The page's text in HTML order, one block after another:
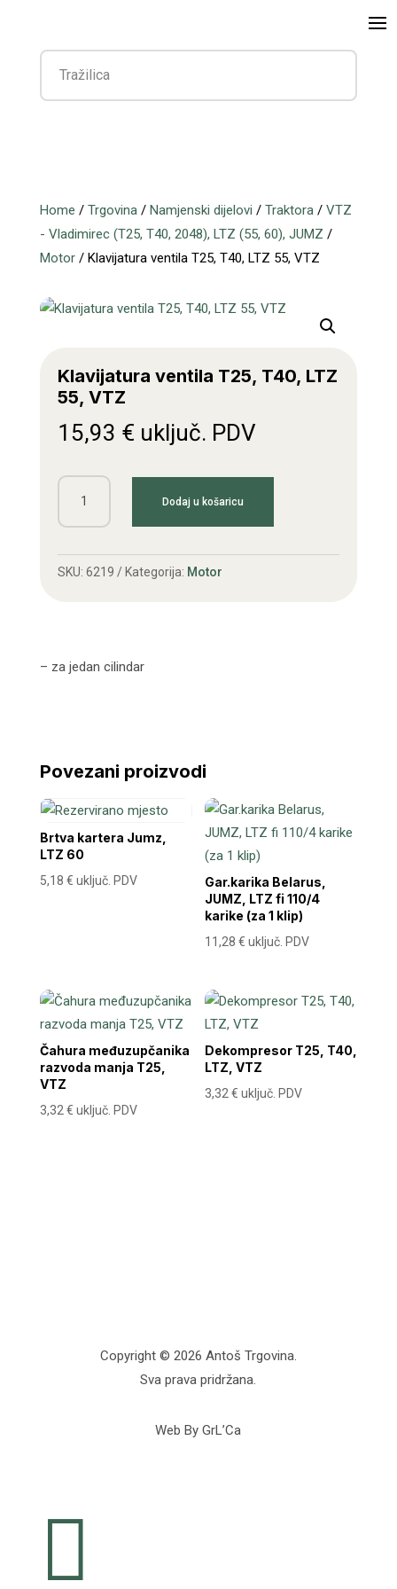
Home / Trgovina/ Namjenski dijelovi / Traktora/ VTZ
- Vladimirec (T25, T40, 2048), LTZ (55, 60), JUMZ /
Motor/ Klavijatura ventila T25, T40, LTZ 55, VTZ
Klavijatura ventila T25, T40, LTZ
55, VTZ
15,93 € uključ. PDV
Klavijatura
ventila
T40,
LTZ
Dodaj u košaricu
SKU: 6219 Kategorija: Motor
– za jedan cilindar
Povezani proizvodi
Brtva kartera Jumz,
LTZ 60
5,18 € uključ. PDV
Gar.karika Belarus,
JUMZ, LTZ fi 110/4
karike (za 1 klip)
11,28€ uključ. PDV
Čahura međuzupčanika
razvoda manja T25,
VTZ
3,32€ uključ. PDV
Dekompresor T25, T40,
LTZ, VTZ
3,32€ uključ. PDV
Copyright © 2026 Antoš Trgovina.
Sva prava pridržana.
Web By GrL’Ca
